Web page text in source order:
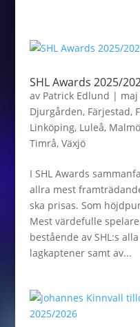
SHL Awards 2025/
av Patrick Edlund | maj
Djurgården, Färjestad,
Linköping, Luleå, Malmö
Timrå, Växjö
I SHL Awards
allra mest
ska prisas. Som
Mest värdefulle
bestående av SHL:s
lagkaptener samt av...